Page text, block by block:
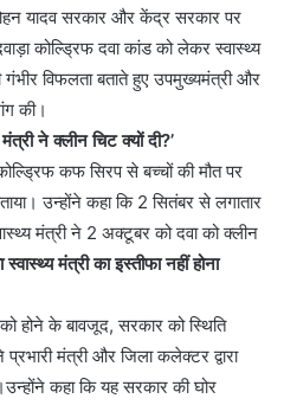
यादव सरकार और केंद्र सरकार पर
कोल्ड्रिफ दवा कांड को लेकर स्वास्थ्य
विफलता बताते हुए उपमुख्यमंत्री और
की।
ने क्लीन चिट क्यों दी?’
कफ सिरप से बच्चों की मौत पर
उन्होंने कहा कि 2 सितंबर से लगातार
मंत्री ने 2 अक्टूबर को दवा को क्लीन
स्वास्थ्य मंत्री का इस्तीफा नहीं होना
होने के बावजूद, सरकार को स्थिति
मंत्री और जिला कलेक्टर द्वारा
कहा कि यह सरकार की घोर